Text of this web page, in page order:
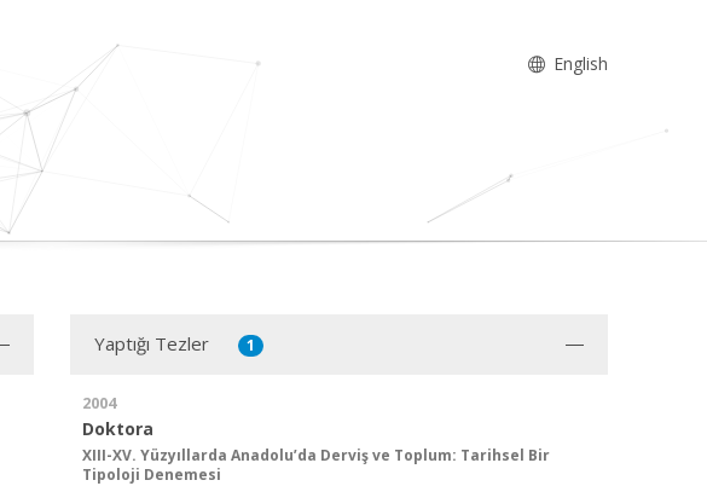
English
Yaptığı Tezler 1
2004
Doktora
XIII-XV. Yüzyıllarda Anadolu’da Derviş ve Toplum: Tarihsel Bir
Tipoloji Denemesi